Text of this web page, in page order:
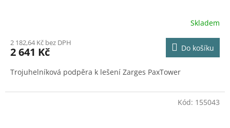
R
M
A
Skladem
2 182,64 Kč bez DPH
2 641 Kč Do košíku
Trojuhelníková podpěra k lešení Zarges PaxTower
Kód: 155043